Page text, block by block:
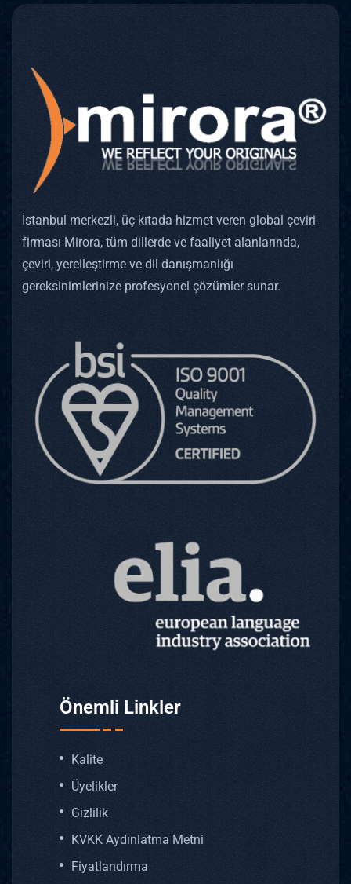
İstanbul merkezli, üç kıtada hizmet veren global çeviri
firması Mirora, tüm dillerde ve faaliyet alanlarında,
çeviri, yerelleştirme ve dil danışmanlığı
gereksinimlerinize profesyonel çözümler sunar.
Önemli Linkler
Kalite
Üyelikler
Gizlilik
KVKK Aydınlatma Metni
Fiyatlandırma